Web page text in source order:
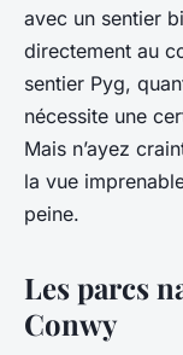
avec un sentier
directement au
sentier Pyg,
nécessite une
Mais n’ayez
la vue
peine.
Les parcs
Conwy